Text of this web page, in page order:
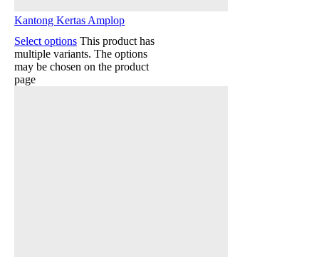
Kantong Kertas Amplop
Select options This product has
multiple variants. The options
may be chosen on the product
page